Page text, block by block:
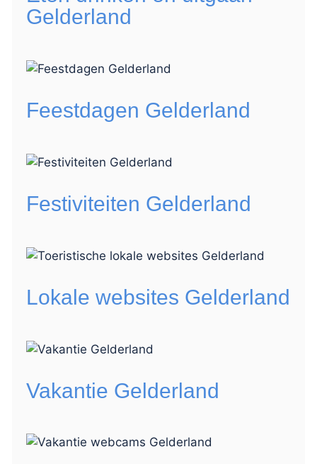
Gelderland
Feestdagen Gelderland
Festiviteiten Gelderland
Lokale websites Gelderland
Vakantie Gelderland